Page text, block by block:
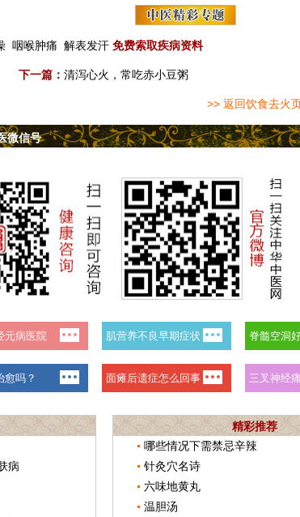
咽喉肿痛 解表发汗 免费索取疾病资料
下一篇： 清泻心火，常吃赤小豆粥
>> 返回饮食去火
微信号
病
精彩推荐
哪些情况下需禁忌辛辣
针灸穴名诗
六味地黄丸
温胆汤